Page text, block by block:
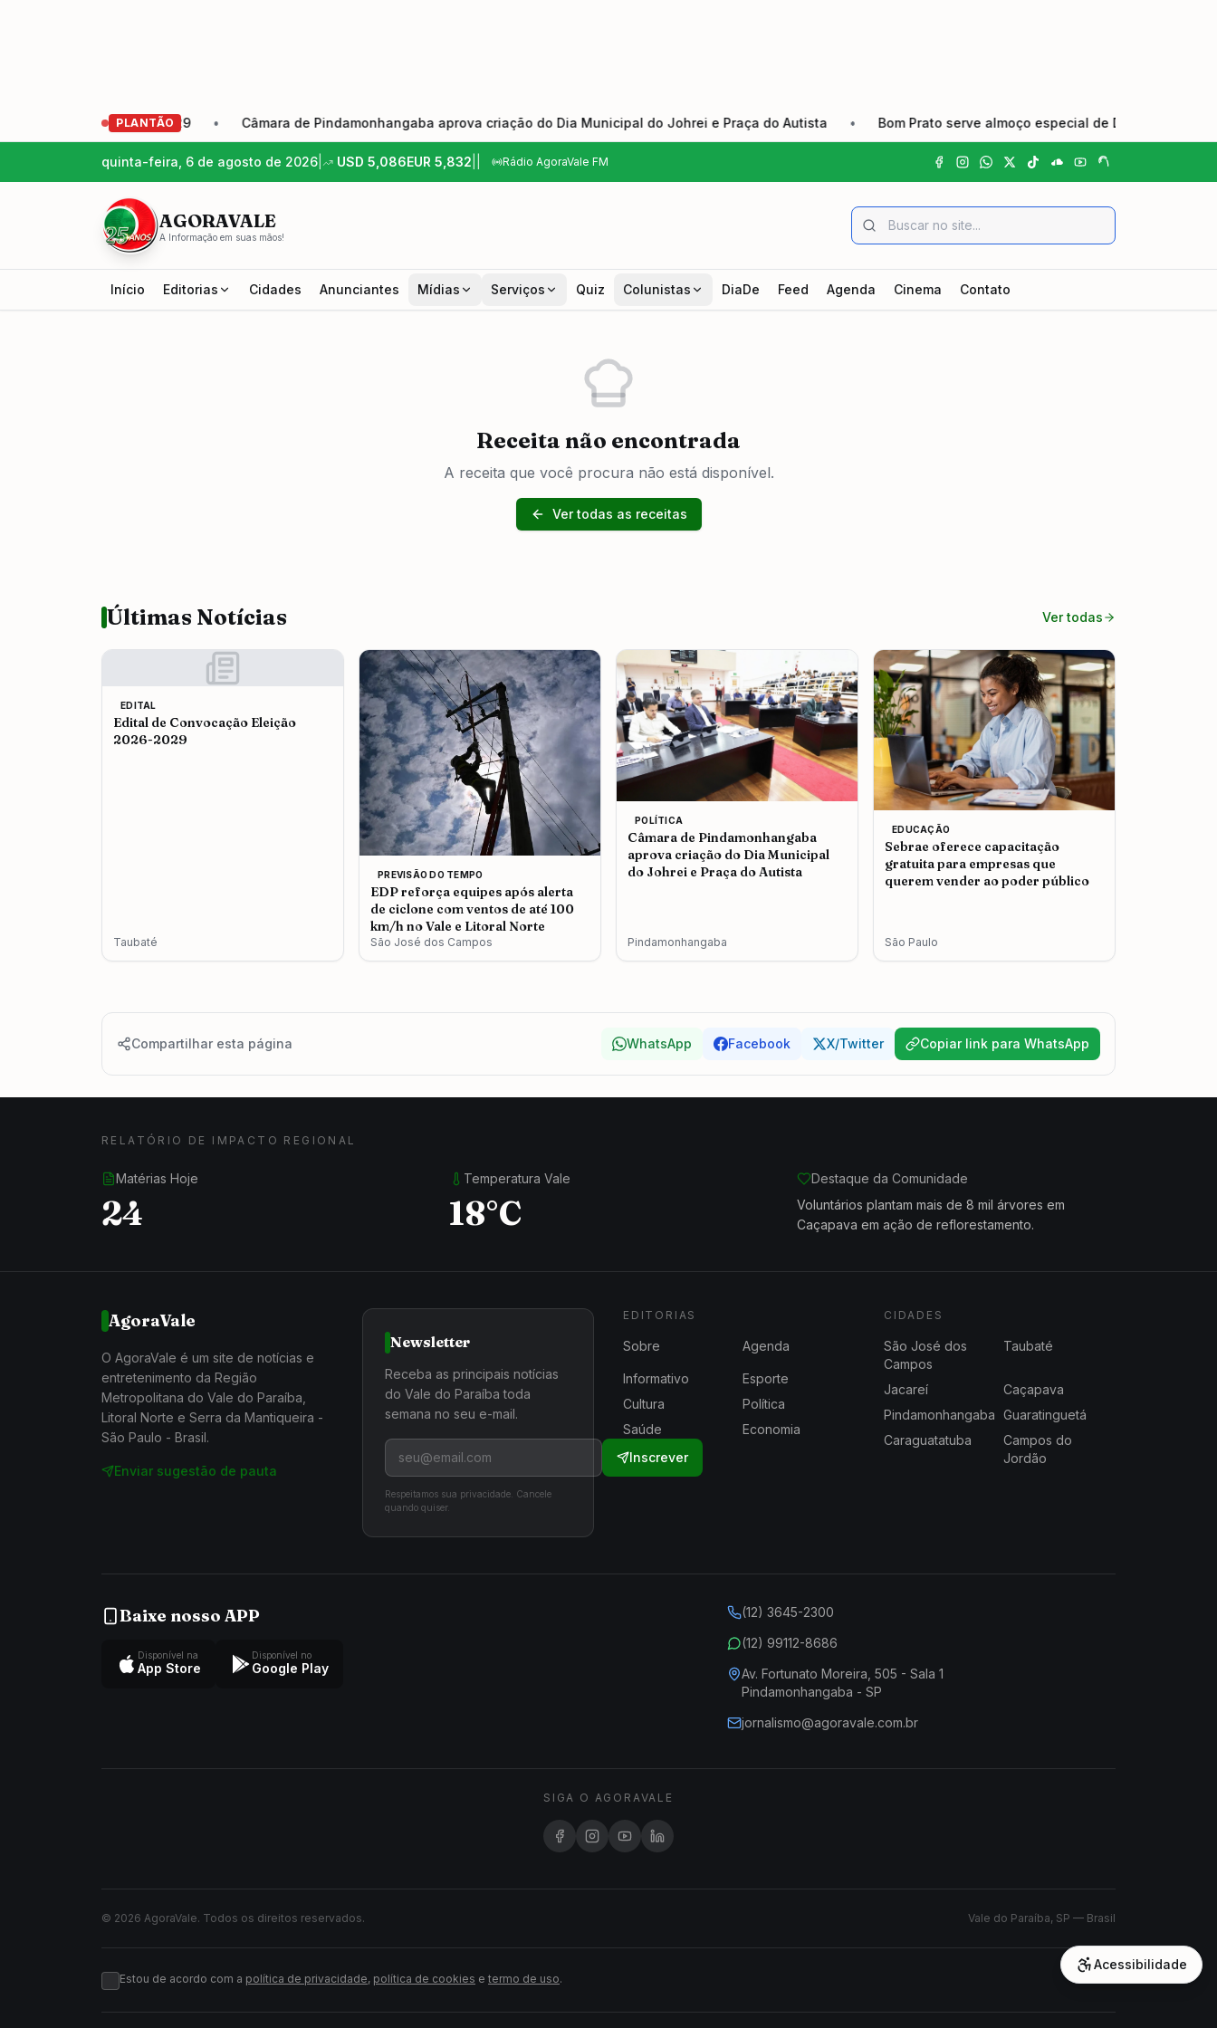
PLANTÃO
Eleição 2026-2029 • Câmara de Pindamonhangaba aprova criação do Dia Municipal do Johrei e Praça do Autista • Bom Prato serve almoço especial de Dia dos Pais nas
quinta-feira, 6 de agosto de 2026 USD 5,086EUR 5,832 Rádio AgoraVale FM
AGORAVALE
A Informação em suas mãos!
Início Editorias Cidades Anunciantes Mídias Serviços Quiz Colunistas DiaDe Feed Agenda Cinema Contato
Receita não encontrada
A receita que você procura não está disponível.
Ver todas as receitas
Últimas Notícias Ver todas
EDITAL
Edital de Convocação Eleição
2026-2029
Taubaté
PREVISÃO DO TEMPO
EDP reforça equipes após alerta
de ciclone com ventos de até 100
km/h no Vale e Litoral Norte
São José dos Campos
POLÍTICA
Câmara de Pindamonhangaba
aprova criação do Dia Municipal
do Johrei e Praça do Autista
Pindamonhangaba
EDUCAÇÃO
Sebrae oferece capacitação
gratuita para empresas que
querem vender ao poder público
São Paulo
Compartilhar esta página WhatsApp Facebook X/Twitter Copiar link para WhatsApp
RELATÓRIO DE IMPACTO REGIONAL
Matérias Hoje
24
Temperatura Vale
18°C
Destaque da Comunidade
Voluntários plantam mais de 8 mil árvores em
Caçapava em ação de reflorestamento.
AgoraVale
O AgoraVale é um site de notícias e
entretenimento da Região
Metropolitana do Vale do Paraíba,
Litoral Norte e Serra da Mantiqueira -
São Paulo - Brasil.
Enviar sugestão de pauta
Newsletter
Receba as principais notícias
do Vale do Paraíba toda
semana no seu e-mail.
Inscrever
Respeitamos sua privacidade. Cancele
quando quiser.
EDITORIAS
Sobre Agenda
Informativo
Esporte
Cultura
Política
Saúde
Economia
CIDADES
São José dos
Campos
Taubaté
Jacareí
Caçapava
Pindamonhangaba Guaratinguetá
Caraguatatuba
Campos do
Jordão
Baixe nosso APP
Disponível na
App Store
Disponível no
Google Play
(12) 3645-2300
(12) 99112-8686
Av. Fortunato Moreira, 505 - Sala 1
Pindamonhangaba - SP
jornalismo@agoravale.com.br
SIGA O AGORAVALE
© 2026 AgoraVale. Todos os direitos reservados. Vale do Paraíba, SP — Brasil
Estou de acordo com a política de privacidade, política de cookies e termo de uso.
Acessibilidade